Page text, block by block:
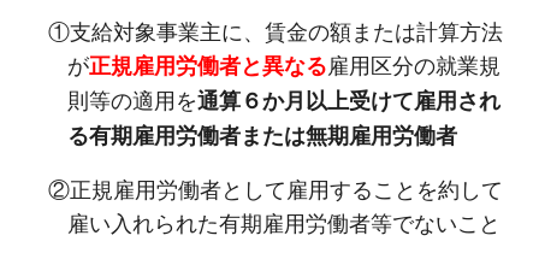
①支給対象事業主に、賃金の額または計算方法
が正規雇用労働者と異なる雇用区分の就業規
則等の適用を通算６か月以上受けて雇用され
る有期雇用労働者または無期雇用労働者
②正規雇用労働者として雇用することを約して
雇い入れられた有期雇用労働者等でないこと